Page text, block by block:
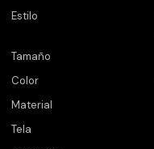
Estilo
Tamaño
Color
Material
Tela